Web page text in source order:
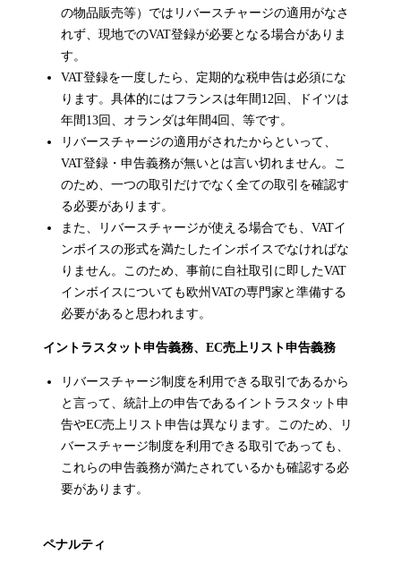
の物品販売等）ではリバースチャージの適用がなさ
れず、現地でのVAT登録が必要となる場合がありま
す。
VAT登録を一度したら、定期的な税申告は必須にな
ります。具体的にはフランスは年間12回、ドイツは
年間13回、オランダは年間4回、等です。
リバースチャージの適用がされたからといって、
VAT登録・申告義務が無いとは言い切れません。こ
のため、一つの取引だけでなく全ての取引を確認す
る必要があります。
また、リバースチャージが使える場合でも、VATイ
ンボイスの形式を満たしたインボイスでなければな
りません。このため、事前に自社取引に即したVAT
インボイスについても欧州VATの専門家と準備する
必要があると思われます。
イントラスタット申告義務、EC売上リスト申告義務
リバースチャージ制度を利用できる取引であるから
と言って、統計上の申告であるイントラスタット申
告やEC売上リスト申告は異なります。このため、リ
バースチャージ制度を利用できる取引であっても、
これらの申告義務が満たされているかも確認する必
要があります。
ペナルティ